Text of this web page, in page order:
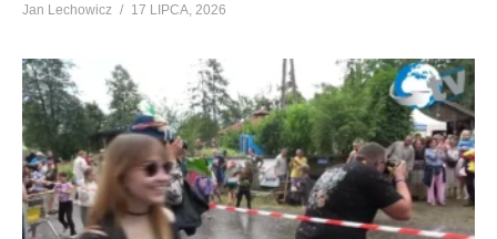
Jan Lechowicz 17 LIPCA, 2026